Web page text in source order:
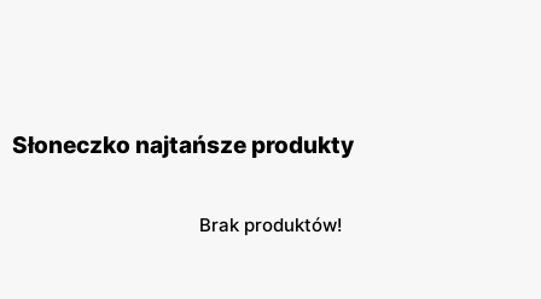
Słoneczko najtańsze produkty
Brak produktów!